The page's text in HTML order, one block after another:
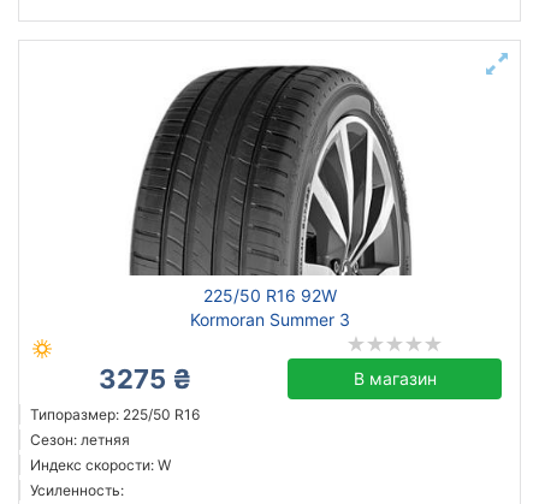
225/50 R16 92W
Kormoran Summer 3
3275 ₴ В магазин
Типоразмер: 225/50 R16
Сезон: летняя
Индекс скорости: W
Усиленность: